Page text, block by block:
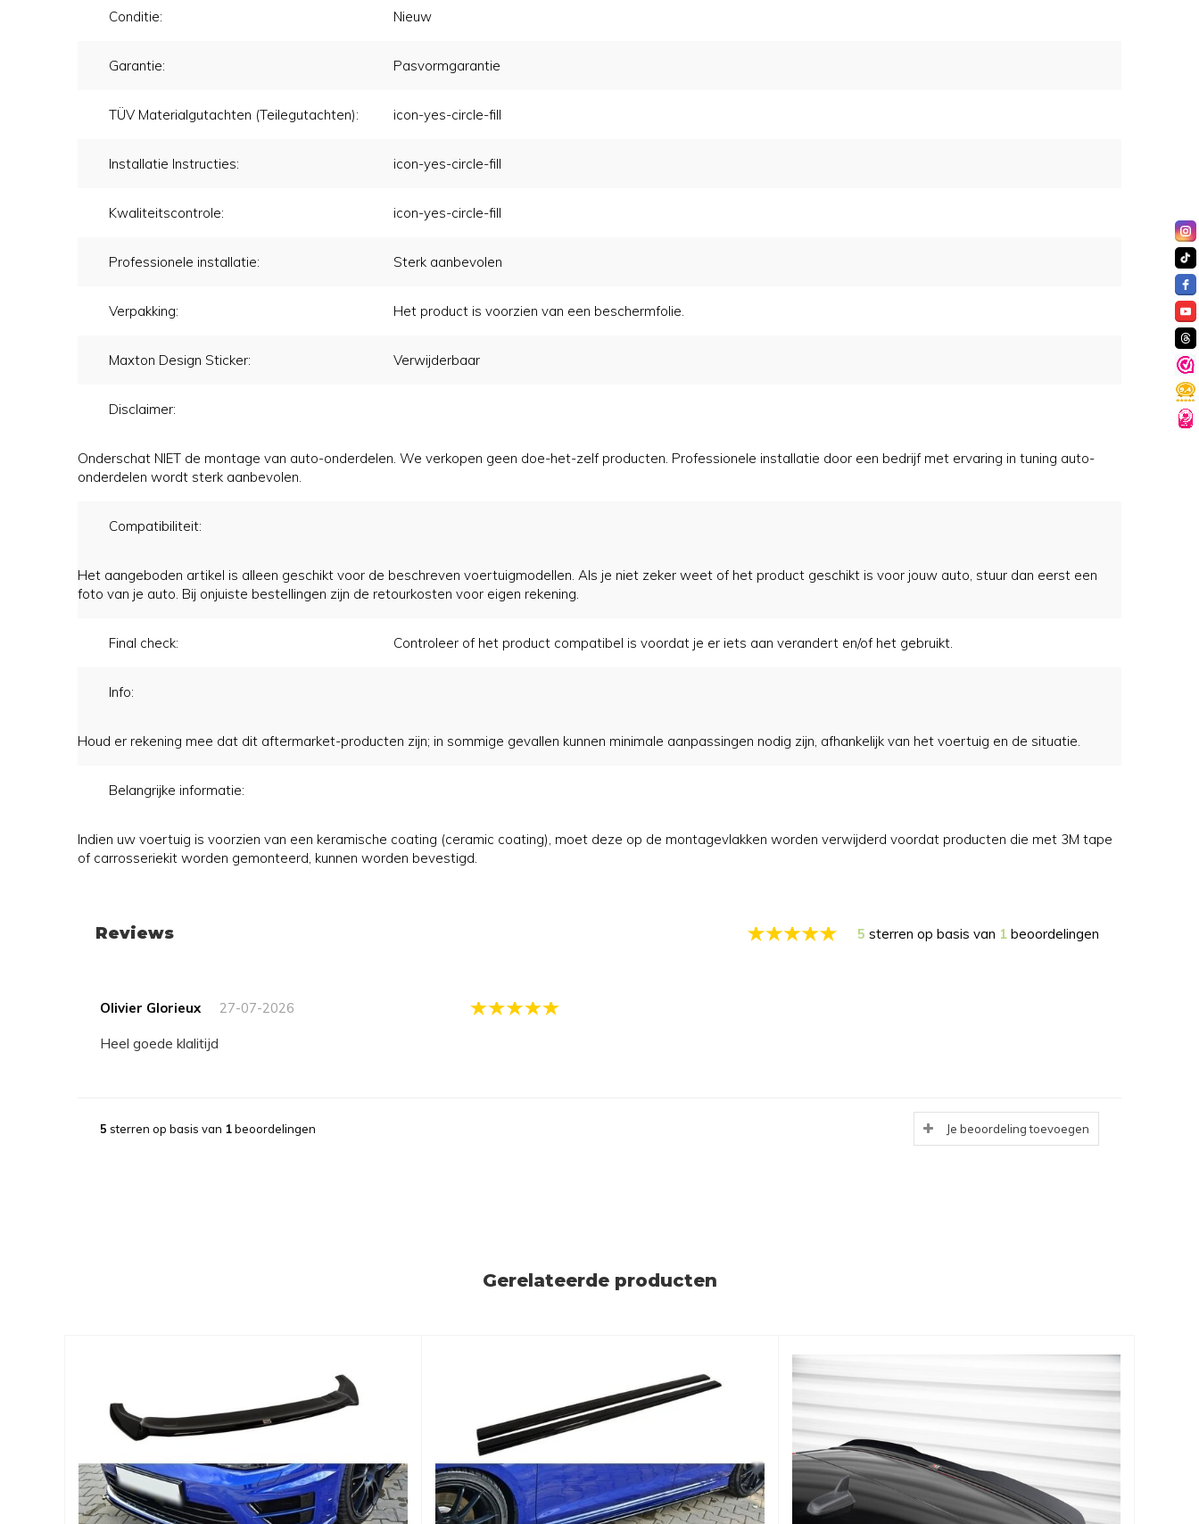
Conditie: Nieuw
Garantie: Pasvormgarantie
TÜV Materialgutachten (Teilegutachten): icon-yes-circle-fill
Installatie Instructies: icon-yes-circle-fill
Kwaliteitscontrole: icon-yes-circle-fill
Professionele installatie: Sterk aanbevolen
Verpakking: Het product is voorzien van een beschermfolie.
Maxton Design Sticker: Verwijderbaar
Disclaimer:
Onderschat NIET de montage van auto-onderdelen. We verkopen geen doe-het-zelf producten. Professionele installatie door een bedrijf met ervaring in tuning auto-
onderdelen wordt sterk aanbevolen.
Compatibiliteit:
Het aangeboden artikel is alleen geschikt voor de beschreven voertuigmodellen. Als je niet zeker weet of het product geschikt is voor jouw auto, stuur dan eerst een
foto van je auto. Bij onjuiste bestellingen zijn de retourkosten voor eigen rekening.
Final check: Controleer of het product compatibel is voordat je er iets aan verandert en/of het gebruikt.
Info:
Houd er rekening mee dat dit aftermarket-producten zijn; in sommige gevallen kunnen minimale aanpassingen nodig zijn, afhankelijk van het voertuig en de situatie.
Belangrijke informatie:
Indien uw voertuig is voorzien van een keramische coating (ceramic coating), moet deze op de montagevlakken worden verwijderd voordat producten die met 3M tape
of carrosseriekit worden gemonteerd, kunnen worden bevestigd.
Reviews 5 sterren op basis van 1 beoordelingen
Olivier Glorieux 27-07-2026
Heel goede klalitijd
5 sterren op basis van 1beoordelingen Je beoordeling toevoegen
Gerelateerde producten